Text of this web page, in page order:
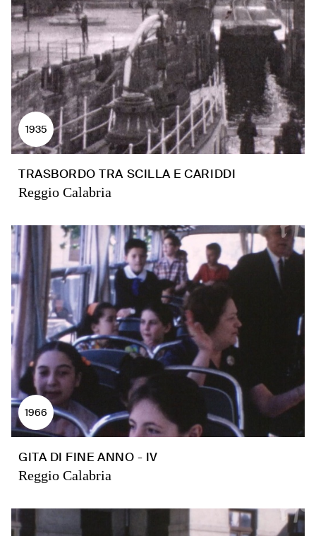
1935
TRASBORDO TRA SCILLA E CARIDDI
Reggio Calabria
1966
GITA DI FINE ANNO - IV
Reggio Calabria